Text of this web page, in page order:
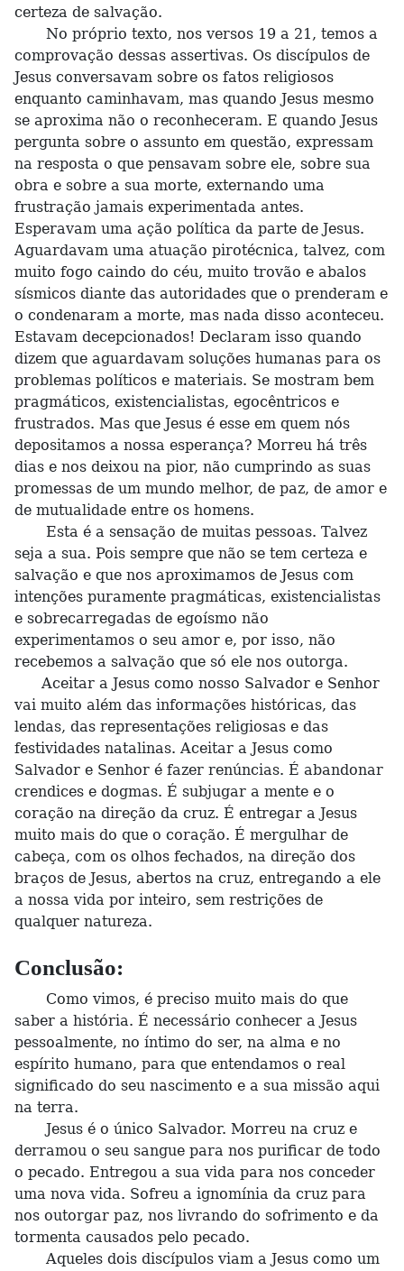
certeza de salvação.
No próprio texto, nos versos 19 a 21, temos a
comprovação dessas assertivas. Os discípulos de
Jesus conversavam sobre os fatos religiosos
enquanto caminhavam, mas quando Jesus mesmo
se aproxima não o reconheceram. E quando Jesus
pergunta sobre o assunto em questão, expressam
na resposta o que pensavam sobre ele, sobre sua
obra e sobre a sua morte, externando uma
frustração jamais experimentada antes.
Esperavam uma ação política da parte de Jesus.
Aguardavam uma atuação pirotécnica, talvez, com
muito fogo caindo do céu, muito trovão e abalos
sísmicos diante das autoridades que o prenderam e
o condenaram a morte, mas nada disso aconteceu.
Estavam decepcionados! Declaram isso quando
dizem que aguardavam soluções humanas para os
problemas políticos e materiais. Se mostram bem
pragmáticos, existencialistas, egocêntricos e
frustrados. Mas que Jesus é esse em quem nós
depositamos a nossa esperança? Morreu há três
dias e nos deixou na pior, não cumprindo as suas
promessas de um mundo melhor, de paz, de amor e
de mutualidade entre os homens.
Esta é a sensação de muitas pessoas. Talvez
seja a sua. Pois sempre que não se tem certeza e
salvação e que nos aproximamos de Jesus com
intenções puramente pragmáticas, existencialistas
e sobrecarregadas de egoísmo não
experimentamos o seu amor e, por isso, não
recebemos a salvação que só ele nos outorga.
Aceitar a Jesus como nosso Salvador e Senhor
vai muito além das informações históricas, das
lendas, das representações religiosas e das
festividades natalinas. Aceitar a Jesus como
Salvador e Senhor é fazer renúncias. É abandonar
crendices e dogmas. É subjugar a mente e o
coração na direção da cruz. É entregar a Jesus
muito mais do que o coração. É mergulhar de
cabeça, com os olhos fechados, na direção dos
braços de Jesus, abertos na cruz, entregando a ele
a nossa vida por inteiro, sem restrições de
qualquer natureza.
Conclusão:
Como vimos, é preciso muito mais do que
saber a história. É necessário conhecer a Jesus
pessoalmente, no íntimo do ser, na alma e no
espírito humano, para que entendamos o real
significado do seu nascimento e a sua missão aqui
na terra.
Jesus é o único Salvador. Morreu na cruz e
derramou o seu sangue para nos purificar de todo
o pecado. Entregou a sua vida para nos conceder
uma nova vida. Sofreu a ignomínia da cruz para
nos outorgar paz, nos livrando do sofrimento e da
tormenta causados pelo pecado.
Aqueles dois discípulos viam a Jesus como um